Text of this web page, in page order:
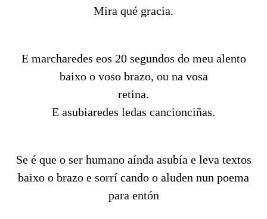
Mira qué gracia.
E marcharedes eos 20 segundos do meu alento
baixo o voso brazo, ou na vosa
retina.
E asubiaredes ledas cancionciñas.
Se é que o ser humano aínda asubía e leva textos
baixo o brazo e sorrí cando o aluden nun poema
para entón